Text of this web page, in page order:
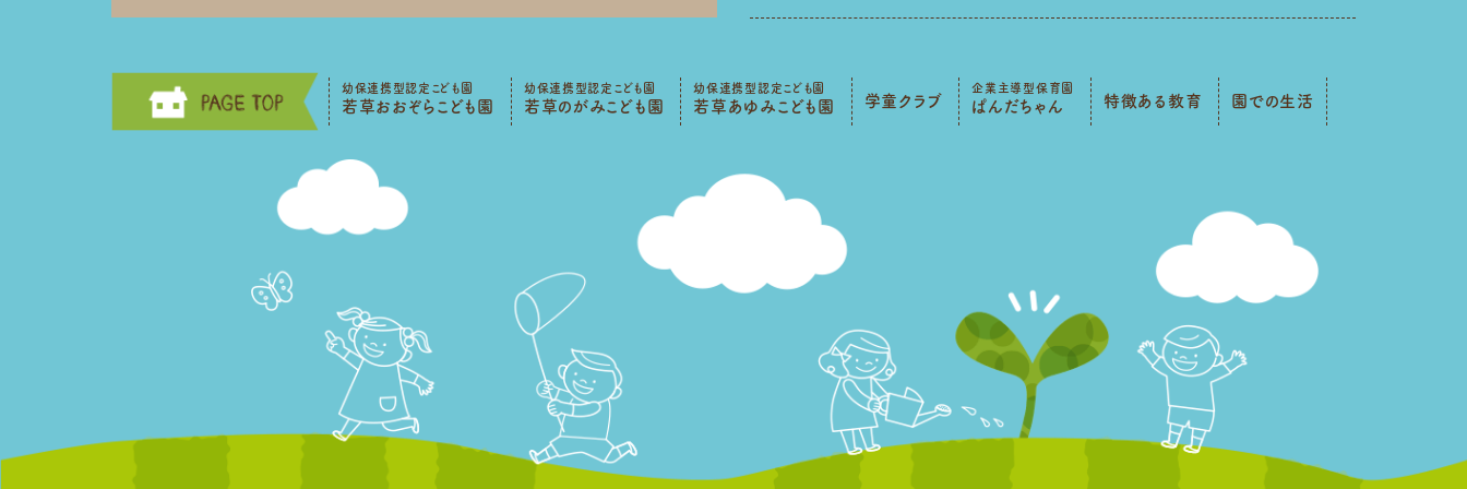
幼保連携型認定こども園
若草おおぞらこども園
幼保連携型認定こども園
若草のがみこども園
幼保連携型認定こども園
若草あゆみこども園 学童クラブ
企業主導型保育園
ぱんだちゃん 特徴ある教育 園での生活